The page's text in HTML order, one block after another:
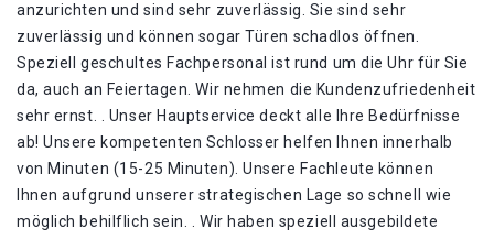
anzurichten und sind sehr zuverlässig. Sie sind sehr
zuverlässig und können sogar Türen schadlos öffnen.
Speziell geschultes Fachpersonal ist rund um die Uhr für Sie
da, auch an Feiertagen. Wir nehmen die Kundenzufriedenheit
sehr ernst. . Unser Hauptservice deckt alle Ihre Bedürfnisse
ab! Unsere kompetenten Schlosser helfen Ihnen innerhalb
von Minuten (15-25 Minuten). Unsere Fachleute können
Ihnen aufgrund unserer strategischen Lage so schnell wie
möglich behilflich sein. . Wir haben speziell ausgebildete